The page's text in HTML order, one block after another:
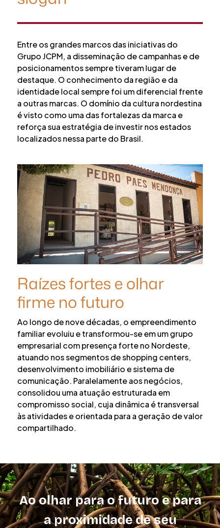
Entre os grandes marcos das iniciativas do
Grupo JCPM, a disseminação de campanhas e de
posicionamentos sempre tiveram lugar de
destaque. O conhecimento da região e da
identidade local sempre foi um diferencial frente
a outras marcas. O domínio da cultura nordestina
é visto como uma das fortalezas da marca e
reforça sua estratégia de investir nos estados
localizados nessa parte do Brasil.
Raízes fortes e olhar
firme no futuro
Ao longo de nove décadas, o empreendimento
familiar evoluiu e transformou-se em um grupo
empresarial com presença forte no Nordeste,
atuando nos segmentos de shopping centers,
desenvolvimento imobiliário e sistema de
comunicação. Paralelamente aos negócios,
consolidou uma atuação estruturada em
compromisso social, cuja dinâmica é transversal
às atividades e orientada para a geração de valor
compartilhado.
Ao olhar para o futuro e para
a proximidade de seu